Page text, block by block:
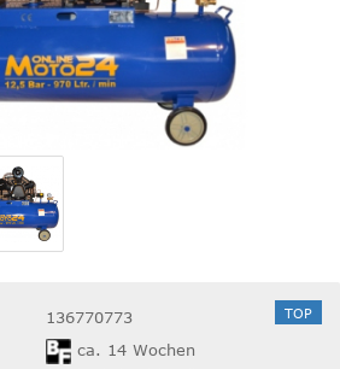
TOP
136770773
ca. 14 Wochen